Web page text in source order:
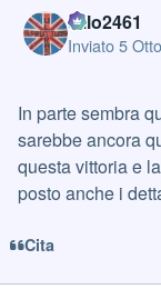
cillo2461
Inviato5
In parte sembra
sarebbe ancora
questa vittoria e
posto anche i
Cita